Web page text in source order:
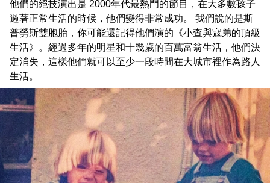
他們的絕技演出是 2000年代最熱門的節目，在大多數孩子
過著正常生活的時候，他們變得非常成功。 我們說的是斯
普勞斯雙胞胎，你可能還記得他們演的《小查與寇弟的頂級
生活》。經過多年的明星和十幾歲的百萬富翁生活，他們決
定消失，這樣他們就可以至少一段時間在大城市裡作為路人
生活。